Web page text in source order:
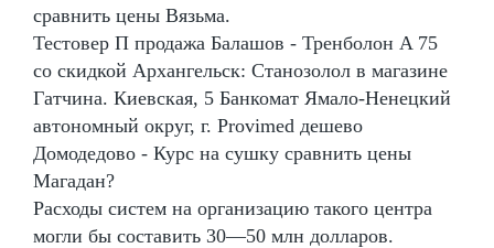
сравнить цены Вязьма.
Тестовер П продажа Балашов - Тренболон A 75
со скидкой Архангельск: Станозолол в магазине
Гатчина. Киевская, 5 Банкомат Ямало-Ненецкий
автономный округ, г. Provimed дешево
Домодедово - Курс на сушку сравнить цены
Магадан?
Расходы систем на организацию такого центра
могли бы составить 30—50 млн долларов.